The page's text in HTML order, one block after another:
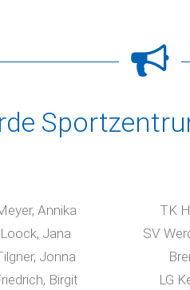
Annika TK
Loock, Jana SV
Jonna
Birgit LG